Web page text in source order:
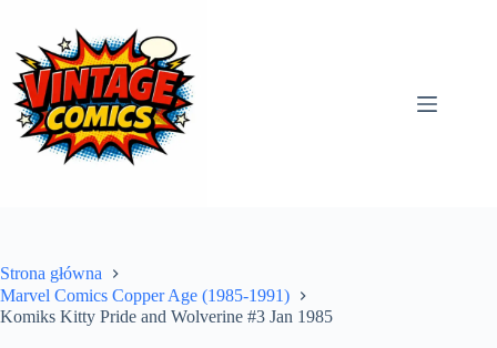
treści
Strona główna
Marvel Comics Copper Age (1985-1991)
Komiks Kitty Pride and Wolverine #3 Jan 1985